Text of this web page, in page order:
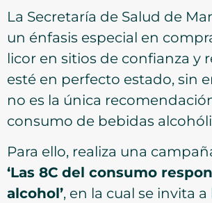
La Secretaría de Salud de
un énfasis especial en
licor en sitios de confianza y
esté en perfecto estado, sin
no es la única
consumo de bebidas
Para ello, realiza una
‘Las 8C del consumo
alcohol’, en la cual se invita a